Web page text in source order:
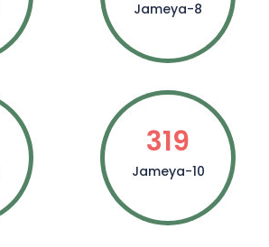
Jameya-8
319
Jameya-10